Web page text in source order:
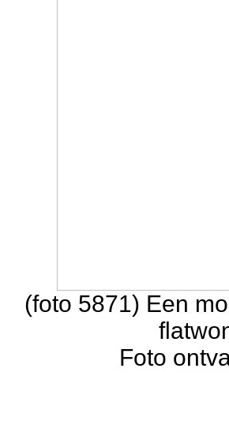
(foto 5871) Een
Foto